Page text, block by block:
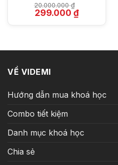
20.000.000₫
Giá
gốc
299.000₫Giá
VỀ VIDEMI
Hướng dẫn mua khoá học
Combo tiết kiệm
Danh mục khoá học
Chia sẻ